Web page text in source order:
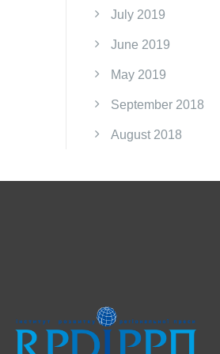
July 2019
June 2019
May 2019
September 2018
August 2018